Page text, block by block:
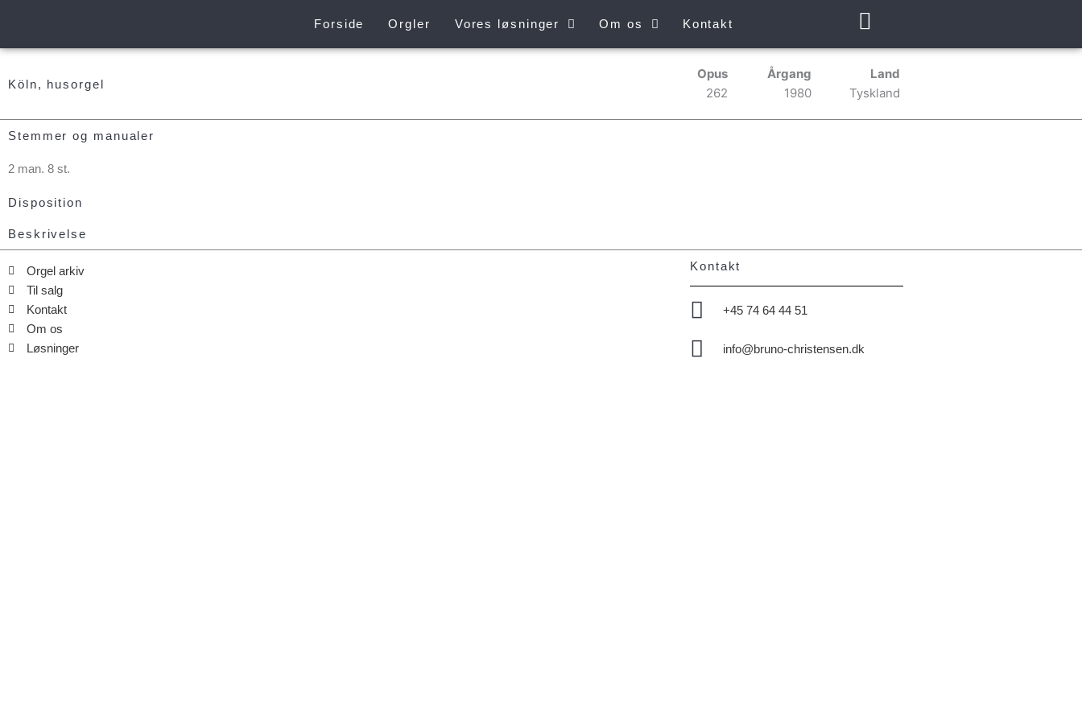
indholdet
Forside Orgler Vores løsninger Om os Kontakt
Köln, husorgel
Opus
262
Årgang
1980
Land
Tyskland
Stemmer og manualer
2 man. 8 st.
Disposition
Beskrivelse
Orgel arkiv
Til salg
Kontakt
Om os
Løsninger
Kontakt
+45 74 64 44 51
info@bruno-christensen.dk